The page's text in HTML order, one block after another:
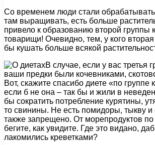
Со временем люди стали
там выращивать, есть больше
привело к образованию второй группы
товарищи! Очевидно, тем, у кого
бы кушать больше всякой
В случае, если у вас третья
ваши предки были кочевниками,
Вот, скажите спасибо диете «по группе
если б не она – так бы и жили в
бы сократить потребление курятины,
то свинины. Не есть помидоры, тыкву и
также запрещено. От морепродуктов
бегите, как увидите. Где это видано,
лакомились креветками?